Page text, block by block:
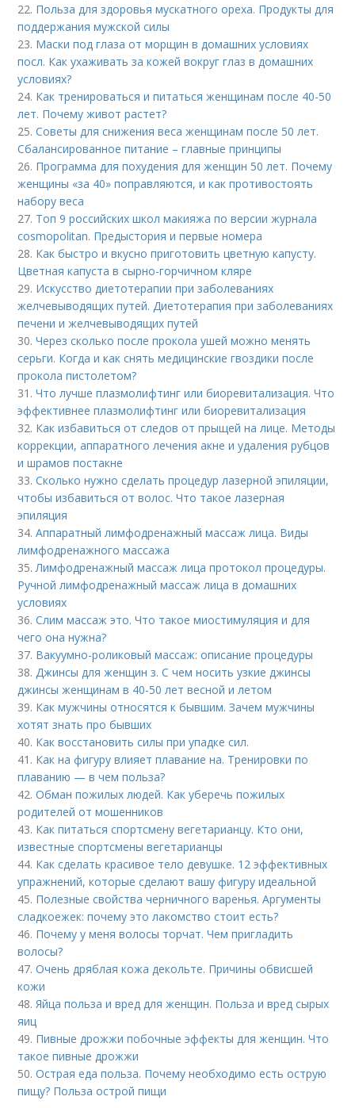
22. Польза для здоровья мускатного ореха. Продукты для
поддержания мужской силы
23. Маски под глаза от морщин в домашних условиях
посл. Как ухаживать за кожей вокруг глаз в домашних
условиях?
24. Как тренироваться и питаться женщинам после 40-50
лет. Почему живот растет?
25.Советы для снижения веса женщинам после 50 лет.
Сбалансированное питание – главные принципы
26. Программа для похудения для женщин 50 лет. Почему
женщины «за 40» поправляются, и как противостоять
набору веса
27. Топ 9 российских школ макияжа по версии журнала
cosmopolitan. Предыстория и первые номера
28. Как быстро и вкусно приготовить цветную капусту.
Цветная капуста в сырно-горчичном кляре
29. Искусство диетотерапии при заболеваниях
желчевыводящих путей. Диетотерапия при заболеваниях
печени и желчевыводящих путей
30.Через сколько после прокола ушей можно менять
серьги. Когда и как снять медицинские гвоздики после
прокола пистолетом?
31.Что лучше плазмолифтинг или биоревитализация. Что
эффективнее плазмолифтинг или биоревитализация
32. Как избавиться от следов от прыщей на лице. Методы
коррекции, аппаратного лечения акне и удаления рубцов
и шрамов постакне
33.Сколько нужно сделать процедур лазерной эпиляции,
чтобы избавиться от волос. Что такое лазерная
эпиляция
34.Аппаратный лимфодренажный массаж лица. Виды
лимфодренажного массажа
35.Лимфодренажный массаж лица протокол процедуры.
Ручной лимфодренажный массаж лица в домашних
условиях
36.Слим массаж это. Что такое миостимуляция и для
чего она нужна?
37. Вакуумно-роликовый массаж: описание процедуры
38.Джинсы для женщин з. С чем носить узкие джинсы
джинсы женщинам в 40-50 лет весной и летом
39. Как мужчины относятся к бывшим. Зачем мужчины
хотят знать про бывших
40. Как восстановить силы при упадке сил.
41. Как на фигуру влияет плавание на. Тренировки по
плаванию — в чем польза?
42.Обман пожилых людей. Как уберечь пожилых
родителей от мошенников
43. Как питаться спортсмену вегетарианцу. Кто они,
известные спортсмены вегетарианцы
44. Как сделать красивое тело девушке. 12 эффективных
упражнений, которые сделают вашу фигуру идеальной
45. Полезные свойства черничного варенья. Аргументы
сладкоежек: почему это лакомство стоит есть?
46. Почему у меня волосы торчат. Чем пригладить
волосы?
47.Очень дряблая кожа декольте. Причины обвисшей
кожи
48.Яйца польза и вред для женщин. Польза и вред сырых
яиц
49. Пивные дрожжи побочные эффекты для женщин. Что
такое пивные дрожжи
50.Острая еда польза. Почему необходимо есть острую
пищу? Польза острой пищи